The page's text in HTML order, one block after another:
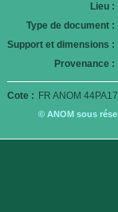
Lieu :
Type de document :
Support et dimensions :
Provenance :
Cote : FR ANOM
© ANOM sous